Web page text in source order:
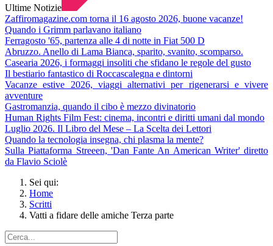
Ultime Notizie
Zaffiromagazine.com torna il 16 agosto 2026, buone vacanze!
Quando i Grimm parlavano italiano
Ferragosto '65, partenza alle 4 di notte in Fiat 500 D
Abruzzo. Anello di Lama Bianca, sparito, svanito, scomparso.
Casearia 2026, i formaggi insoliti che sfidano le regole del gusto
Il bestiario fantastico di Roccascalegna e dintorni
Vacanze estive 2026, viaggi alternativi per rigenerarsi e vivere
avventure
Gastromanzia, quando il cibo è mezzo divinatorio
Human Rights Film Fest: cinema, incontri e diritti umani dal mondo
Luglio 2026. Il Libro del Mese – La Scelta dei Lettori
Quando la tecnologia insegna, chi plasma la mente?
Sulla Piattaforma Streeen, 'Dan Fante An American Writer' diretto
da Flavio Sciolè
Sei qui:
Home
Scritti
Vatti a fidare delle amiche Terza parte